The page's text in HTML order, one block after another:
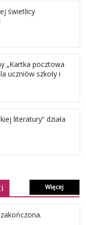
świetlicy
„Kartka pocztowa
uczniów szkoły i
literatury” działa
Więcej